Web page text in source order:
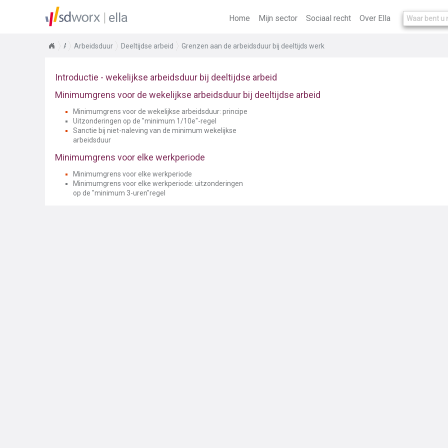
ella Home Mijn sector Sociaal recht Over Ella
Arbeidsrecht
Arbeidsduur Deeltijdse arbeid Grenzen aan de arbeidsduur bij deeltijds werk
Introductie - wekelijkse arbeidsduur bij deeltijdse arbeid
Minimumgrens voor de wekelijkse arbeidsduur bij deeltijdse arbeid
Minimumgrens voor de wekelijkse arbeidsduur: principe
Uitzonderingen op de "minimum 1/10e"-regel
Sanctie bij niet-naleving van de minimum wekelijkse
arbeidsduur
Minimumgrens voor elke werkperiode
Minimumgrens voor elke werkperiode
Minimumgrens voor elke werkperiode: uitzonderingen
op de "minimum 3-uren"regel